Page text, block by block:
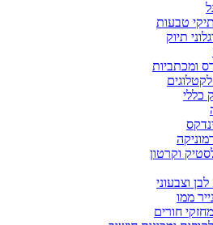
טבעות
תיוק
ומכתביות
כללי
וקרטון
לבן וצבעוני
ממו
חורים